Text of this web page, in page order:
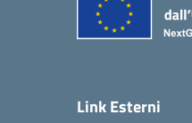
Link Esterni